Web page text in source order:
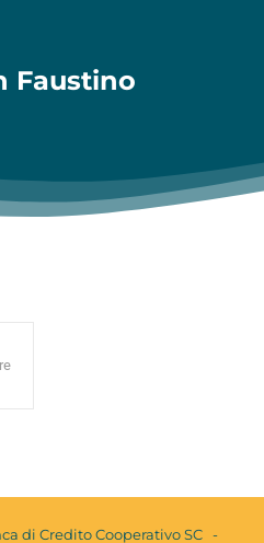
Faustino
di Credito Cooperativo SC -